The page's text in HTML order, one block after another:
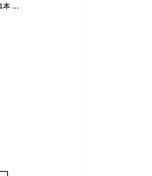
天然由来成分 100%殺虫剤 ミニ・ピレカロール 110ml X 1本 赤ちゃん ペットにも安心 キャンプ アウトドア 機内持込 ストッパー付 旅行 便利グッズ 虫除けスプレー 水性 防除用医薬部外品 トコジラミ対策